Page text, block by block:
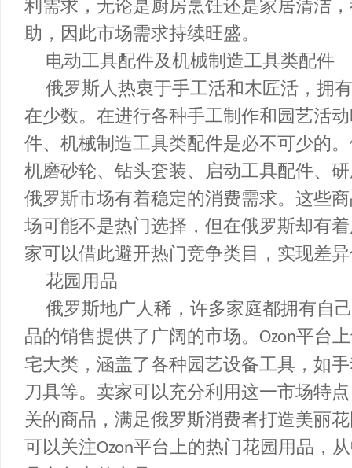
运输。而且，这些小家电能够满足俄
利需求，无论是厨房烹饪还是家居清
助，因此市场需求持续旺盛。
电动工具配件及机械制造工具类配件
俄罗斯人热衷于手工活和木匠活，
在少数。在进行各种手工制作和园艺
件、机械制造工具类配件是必不可少
机磨砂轮、钻头套装、启动工具配件
俄罗斯市场有着稳定的消费需求。这
场可能不是热门选择，但在俄罗斯却
家可以借此避开热门竞争类目，实现
花园用品
俄罗斯地广人稀，许多家庭都拥有
品的销售提供了广阔的市场。Ozon平
宅大类，涵盖了各种园艺设备工具，
刀具等。卖家可以充分利用这一市场